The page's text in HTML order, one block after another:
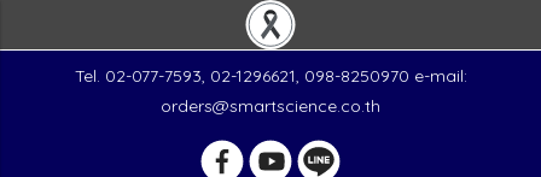
Tel. 02-077-7593, 02-1296621, 098-8250970 e-mail:
orders@smartscience.co.th